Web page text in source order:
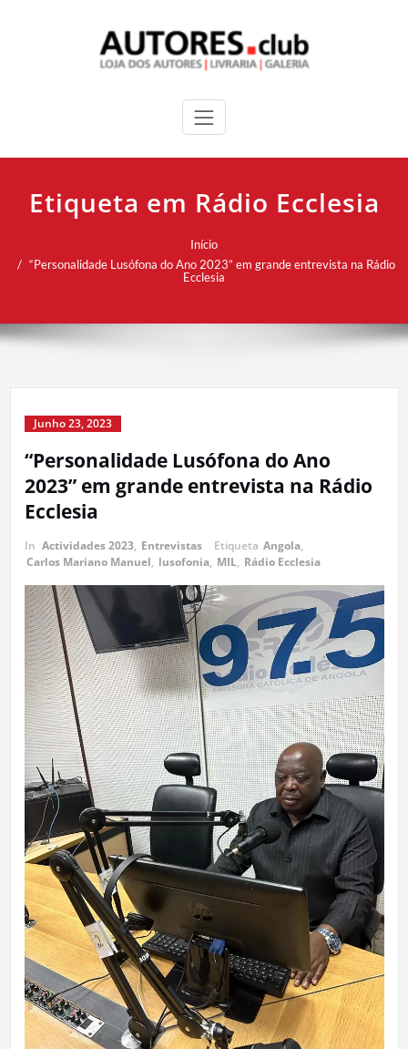
Etiqueta em Rádio Ecclesia
Início
“Personalidade Lusófona do Ano 2023” em grande entrevista na Rádio
Ecclesia
Junho 23, 2023
“Personalidade Lusófona do Ano
2023” em grande entrevista na Rádio
Ecclesia
In Actividades 2023, Entrevistas Etiqueta Angola,
Carlos Mariano Manuel, lusofonia, MIL, Rádio Ecclesia